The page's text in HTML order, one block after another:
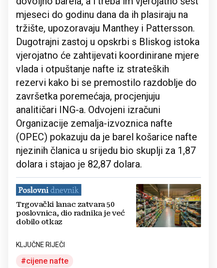
mjeseci do godinu dana da ih plasiraju na
tržište, upozoravaju Manthey i Pattersson.
Dugotrajni zastoj u opskrbi s Bliskog istoka
vjerojatno će zahtijevati koordinirane mjere
vlada i otpuštanje nafte iz strateških
rezervi kako bi se premostilo razdoblje do
završetka poremećaja, procjenjuju
analitičari ING-a. Odvojeni izračuni
Organizacije zemalja-izvoznica nafte
(OPEC) pokazuju da je barel košarice nafte
njezinih članica u srijedu bio skuplji za 1,87
dolara i stajao je 82,87 dolara.
Trgovački lanac zatvara 50
poslovnica, dio radnika je već
dobilo otkaz
KLJUČNE RIJEČI
cijene nafte